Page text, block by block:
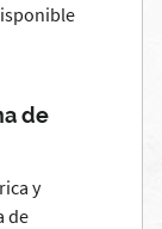
de
y
de